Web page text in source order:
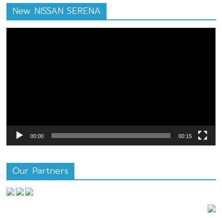
New NISSAN SERENA
00:00 00:15
Our Partners